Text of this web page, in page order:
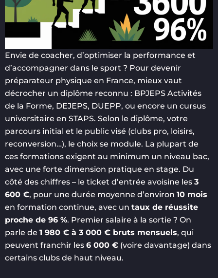
Envie de coacher, d’optimiser la performance et
d’accompagner dans le sport ? Pour devenir
préparateur physique en France, mieux vaut
décrocher un diplôme reconnu : BPJEPS Activités
de la Forme, DEJEPS, DUEPP, ou encore un cursus
universitaire en STAPS. Selon le diplôme, votre
parcours initial et le public visé (clubs pro, loisirs,
reconversion…), le choix se module. La plupart de
ces formations exigent au minimum un niveau bac,
avec une forte dimension pratique en stage. Du
côté des chiffres – le ticket d’entrée avoisine les 3
600 €, pour une durée moyenne d’environ 10 mois
en formation continue, avec un taux de réussite
proche de 96 %. Premier salaire à la sortie ? On
parle de 1 980 € à 3 000 € bruts mensuels, qui
peuvent franchir les 6 000 € (voire davantage) dans
certains clubs de haut niveau.